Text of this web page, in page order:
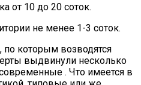
от 10 до 20 соток.
не менее 1-3 соток.
по которым возводятся
выдвинули несколько
. Что имеется в